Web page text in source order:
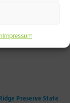
Impressum
Studio in
Preserve State